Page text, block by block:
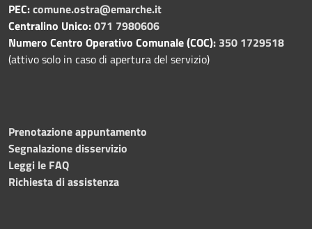
PEC:comune.ostra@emarche.it
Centralino Unico:071 7980606
Numero Centro Operativo Comunale (COC): 350 1729518
(attivo solo in caso di apertura del servizio)
Prenotazione appuntamento
Segnalazione disservizio
Leggi le FAQ
Richiesta di assistenza